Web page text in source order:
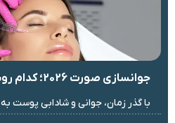
جوانسازی صورت 2026؛ کدام روش واقعا معجزه می‌کند؟
با گذر زمان، جوانی و شادابی پوست به